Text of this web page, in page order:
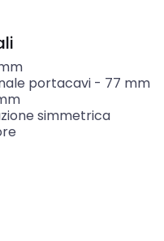
portacavi- 77 mm
simmetrica